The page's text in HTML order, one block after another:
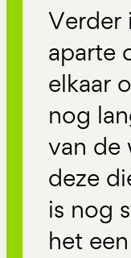
Verder
aparte
elkaar
nog
van de
deze
is nog
het